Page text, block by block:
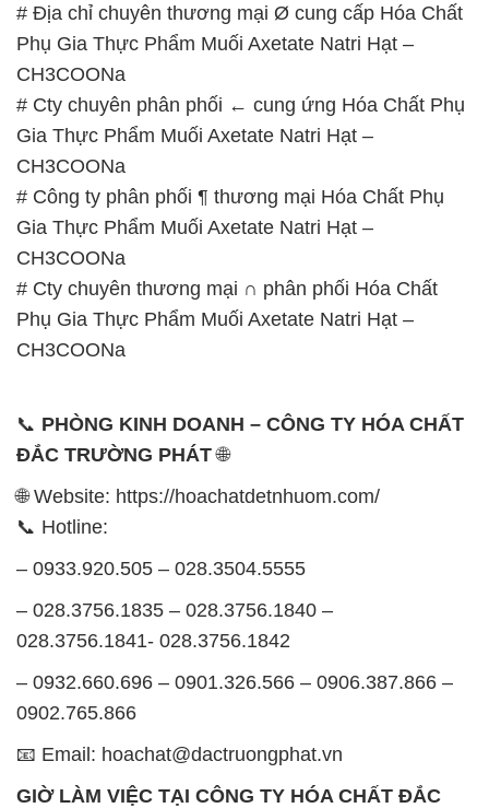
# Địa chỉ chuyên thương mại Ø cung cấp Hóa Chất
Phụ Gia Thực Phẩm Muối Axetate Natri Hạt –
CH3COONa
# Cty chuyên phân phối ← cung ứng Hóa Chất Phụ
Gia Thực Phẩm Muối Axetate Natri Hạt –
CH3COONa
# Công ty phân phối ¶ thương mại Hóa Chất Phụ
Gia Thực Phẩm Muối Axetate Natri Hạt –
CH3COONa
# Cty chuyên thương mại ∩ phân phối Hóa Chất
Phụ Gia Thực Phẩm Muối Axetate Natri Hạt –
CH3COONa
📞 PHÒNG KINH DOANH – CÔNG TY HÓA CHẤT
ĐẮC TRƯỜNG PHÁT🌐
🌐 Website: https://hoachatdetnhuom.com/
📞 Hotline:
– 0933.920.505 – 028.3504.5555
– 028.3756.1835 – 028.3756.1840 –
028.3756.1841- 028.3756.1842
– 0932.660.696 – 0901.326.566 – 0906.387.866 –
0902.765.866
📧 Email: hoachat@dactruongphat.vn
GIỜ LÀM VIỆC TẠI CÔNG TY HÓA CHẤT ĐẮC